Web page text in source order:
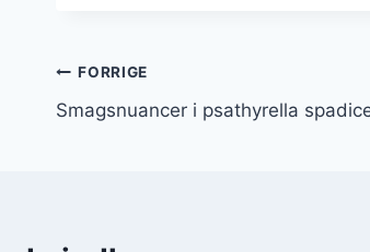
Indlægsnavigation
FORRIGE
Smagsnuancer i psathyrella